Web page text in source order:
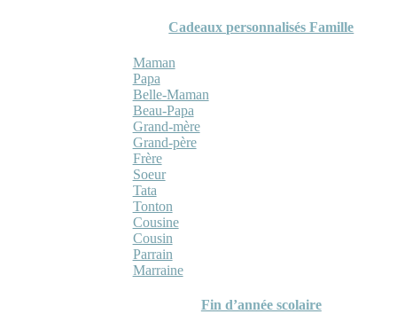
Cadeaux personnalisés Famille
Maman
Papa
Belle-Maman
Beau-Papa
Grand-mère
Grand-père
Frère
Soeur
Tata
Tonton
Cousine
Cousin
Parrain
Marraine
Fin d’année scolaire